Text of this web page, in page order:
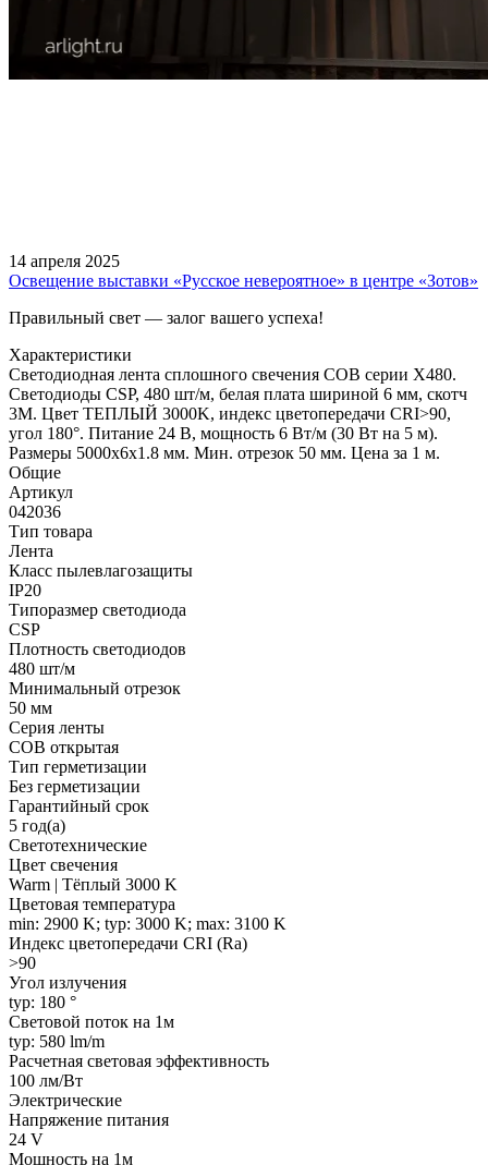
14 апреля 2025
Освещение выставки «Русское невероятное» в центре «Зотов»
Правильный свет — залог вашего успеха!
Характеристики
Светодиодная лента сплошного свечения COB серии X480.
Светодиоды CSP, 480 шт/м, белая плата шириной 6 мм, скотч
3M. Цвет ТЕПЛЫЙ 3000K, индекс цветопередачи CRI>90,
угол 180°. Питание 24 В, мощность 6 Вт/м (30 Вт на 5 м).
Размеры 5000х6х1.8 мм. Мин. отрезок 50 мм. Цена за 1 м.
Общие
Артикул
042036
Тип товара
Лента
Класс пылевлагозащиты
IP20
Типоразмер светодиода
CSP
Плотность светодиодов
480 шт/м
Минимальный отрезок
50 мм
Серия ленты
COB открытая
Тип герметизации
Без герметизации
Гарантийный срок
5 год(а)
Светотехнические
Цвет свечения
Warm | Тёплый 3000 K
Цветовая температура
min: 2900 K; typ: 3000 K; max: 3100 K
Индекс цветопередачи CRI (Ra)
>90
Угол излучения
typ: 180 °
Световой поток на 1м
typ: 580 lm/m
Расчетная световая эффективность
100 лм/Вт
Электрические
Напряжение питания
24 V
Мощность на 1м